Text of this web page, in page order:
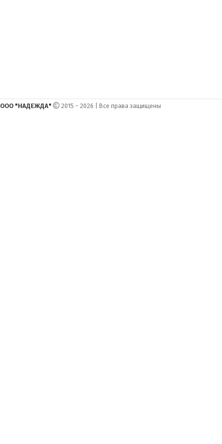
ООО "НАДЕЖДА" 2015 - 2026 | Все права защищены